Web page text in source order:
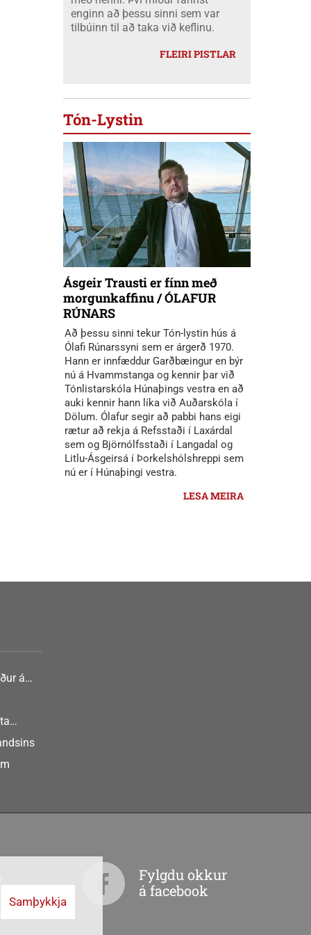
enginn að þessu sinni sem var
tilbúinn til að taka við keflinu.
FLEIRI PISTLAR
Tón-Lystin
Ásgeir Trausti er fínn með
morgunkaffinu / ÓLAFUR
RÚNARS
Að þessu sinni tekur Tón-lystin hús á
Ólafi Rúnarssyni sem er árgerð 1970.
Hann er innfæddur Garðbæingur en býr
nú á Hvammstanga og kennir þar við
Tónlistarskóla Húnaþings vestra en að
auki kennir hann líka við Auðarskóla í
Dölum. Ólafur segir að pabbi hans eigi
rætur að rekja á Refsstaði í Laxárdal
sem og Björnólfsstaði í Langadal og
Litlu-Ásgeirsá í Þorkelshólshreppi sem
nú er í Húnaþingi vestra.
LESA MEIRA
á
Fylgdu okkur
á facebook
Samþykkja